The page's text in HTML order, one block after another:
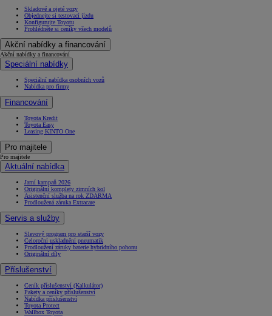
Skladové a ojeté vozy
Objednejte si testovací jízdu
Konfigurujte Toyotu
Prohlédněte si ceníky všech modelů
Akční nabídky a financování
Akční nabídky a financování
Speciální nabídky
Speciální nabídka osobních vozů
Nabídka pro firmy
Financování
Toyota Kredit
Toyota Easy
Leasing KINTO One
Pro majitele
Pro majitele
Aktuální nabídka
Jarní kampaň 2026
Originální komplety zimních kol
Asistenční služba na rok ZDARMA
Prodloužená záruka Extracare
Servis a služby
Slevový program pro starší vozy
Celoroční uskladnění pneumatik
Prodloužení záruky baterie hybridního pohonu
Originální díly
Příslušenství
Ceník příslušenství (Kalkulátor)
Pakety a ceníky příslušenství
Nabídka příslušenství
Toyota Protect
Wallbox Toyota